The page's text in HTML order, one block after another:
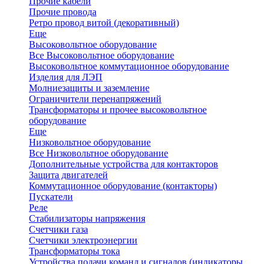
Прочие провода
Ретро провод витой (декоративный)
Еще
Высоковольтное оборудование
Все Высоковольтное оборудование
Высоковольтное коммутационное оборудование
Изделия для ЛЭП
Молниезащиты и заземление
Ограничители перенапряжений
Трансформаторы и прочее высоковольтное
оборудование
Еще
Низковольтное оборудование
Все Низковольтное оборудование
Дополнительные устройства для контакторов
Защита двигателей
Коммутационное оборудование (контакторы)
Пускатели
Реле
Стабилизаторы напряжения
Счетчики газа
Счетчики электроэнергии
Трансформаторы тока
Устройства подачи команд и сигналов (индикаторы,